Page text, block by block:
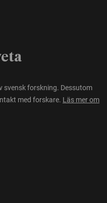
svensk forskning. Dessutom
med forskare. Läs mer om